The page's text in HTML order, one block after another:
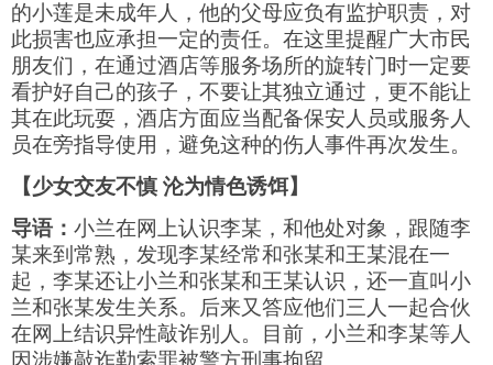
的小莲是未成年人，他的父母应负有监护职责，对
此损害也应承担一定的责任。在这里提醒广大市民
朋友们，在通过酒店等服务场所的旋转门时一定要
看护好自己的孩子，不要让其独立通过，更不能让
其在此玩耍，酒店方面应当配备保安人员或服务人
员在旁指导使用，避免这种的伤人事件再次发生。
【少女交友不慎 沦为情色诱饵】
导语： 小兰在网上认识李某，和他处对象，跟随李
某来到常熟，发现李某经常和张某和王某混在一
起，李某还让小兰和张某和王某认识，还一直叫小
兰和张某发生关系。后来又答应他们三人一起合伙
在网上结识异性敲诈别人。目前，小兰和李某等人
因涉嫌敲诈勒索罪被警方刑事拘留。